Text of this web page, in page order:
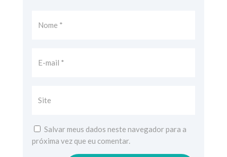
Salvar meus dados neste navegador para a
próxima vez que eu comentar.